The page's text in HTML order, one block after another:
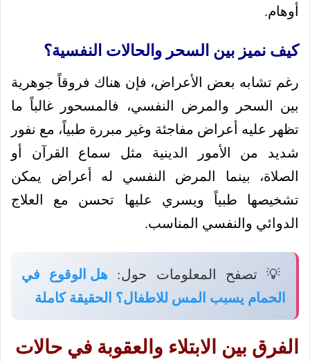
أوهام.
كيف نميز بين السحر والحالات النفسية؟
رغم تشابه بعض الأعراض، فإن هناك فروقاً جوهرية
بين السحر والمرض النفسي، فالمسحور غالباً ما
تظهر عليه أعراض مفاجئة وغير مبررة طبياً، مع نفور
شديد من الأمور الدينية مثل سماع القرآن أو
الصلاة، بينما المرض النفسي له أعراض يمكن
تشخيصها طبياً ويسري عليها تحسن مع العلاج
الدوائي والنفسي المناسب.
💡 تصفح المعلومات حول: هل الوقوع في
الحمام يسبب المس للاطفال؟ الحقيقة كاملة
الفرق بين الابتلاء والعقوبة في حالات